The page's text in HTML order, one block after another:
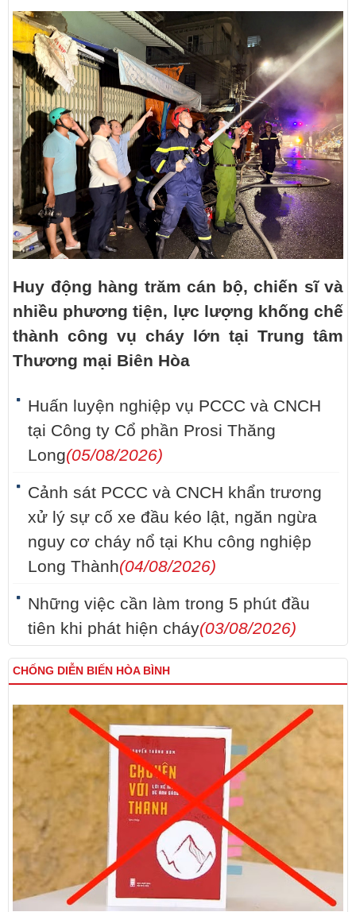
Huy động hàng trăm cán bộ, chiến sĩ và
nhiều phương tiện, lực lượng khống chế
thành công vụ cháy lớn tại Trung tâm
Thương mại Biên Hòa
Huấn luyện nghiệp vụ PCCC và CNCH
tại Công ty Cổ phần Prosi Thăng
Long(05/08/2026)
Cảnh sát PCCC và CNCH khẩn trương
xử lý sự cố xe đầu kéo lật, ngăn ngừa
nguy cơ cháy nổ tại Khu công nghiệp
Long Thành(04/08/2026)
Những việc cần làm trong 5 phút đầu
tiên khi phát hiện cháy(03/08/2026)
CHỐNG DIỄN BIẾN HÒA BÌNH